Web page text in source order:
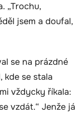
„Trochu,
jsem a doufal,
se na prázdné
kde se stala
vždycky říkala:
vzdát.“ Jenže já